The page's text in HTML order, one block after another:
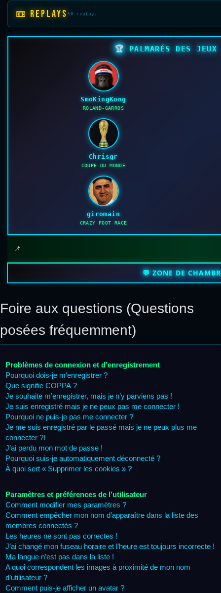
📼 REPLAYS 50 replays
🏆 PALMARÉS DES
SmoKingKong
ROLAND-GARROS
Chrisgr
COUPE DU MONDE
giromain
CRAZY FOOT RACE
📌
💬 ZONE DE
Foire aux questions (Questions
posées fréquemment)
Problèmes de connexion et d’enregistrement
Pourquoi dois-je m’enregistrer ?
Que signifie COPPA ?
Je souhaite m’enregistrer, mais je n’y parviens pas !
Je suis enregistré mais je ne peux pas me connecter !
Pourquoi ne puis-je pas me connecter ?
Je me suis enregistré par le passé mais je ne peux plus me
connecter ?!
J’ai perdu mon mot de passe !
Pourquoi suis-je automatiquement déconnecté ?
À quoi sert « Supprimer les cookies » ?
Paramètres et préférences de l’utilisateur
Comment modifier mes paramètres ?
Comment empêcher mon nom d’apparaître dans la liste des
membres connectés ?
Les heures ne sont pas correctes !
J’ai changé mon fuseau horaire et l’heure est toujours incorrecte !
Ma langue n’est pas dans la liste !
A quoi correspondent les images à proximité de mon nom
d’utilisateur ?
Comment puis-je afficher un avatar ?